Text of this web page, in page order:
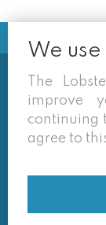
(google/
van
recht voor
We
The
improve
continuing
agree to